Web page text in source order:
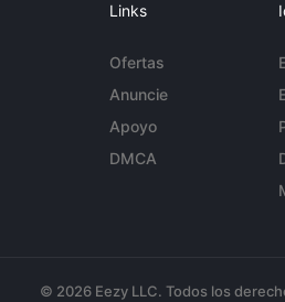
Links
Ofertas
Anuncie
Apoyo
DMCA
© 2026 Eezy LLC. Todos los